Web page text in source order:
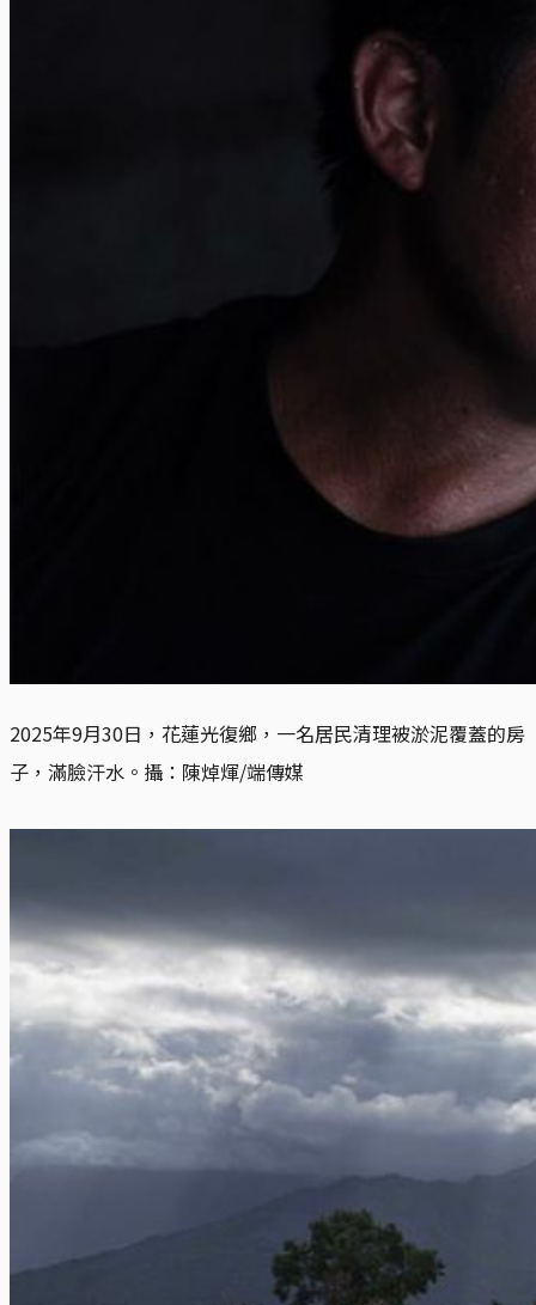
2025年9月30日，花蓮光復鄉，一名居民清理被淤泥覆蓋的房
子，滿臉汗水。攝：陳焯煇/端傳媒